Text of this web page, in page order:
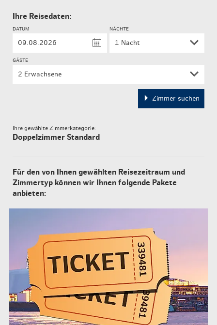
Ihre Reisedaten:
DATUM NÄCHTE
GÄSTE
2 Erwachsene
Zimmer suchen
Ihre gewählte Zimmerkategorie:
Doppelzimmer Standard
Für den von Ihnen gewählten Reisezeitraum und
Zimmertyp können wir Ihnen folgende Pakete
anbieten: